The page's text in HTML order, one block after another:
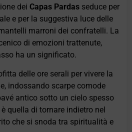
deiCapas Pardas seduce per
e per la suggestiva luce delle
marroni dei confratelli. La
di emozioni trattenute,
ha un significato.
delle ore serali per vivere la
indossando scarpe comode
antico sotto un cielo spesso
quella di tornare indietro nel
che si snoda tra spiritualità e